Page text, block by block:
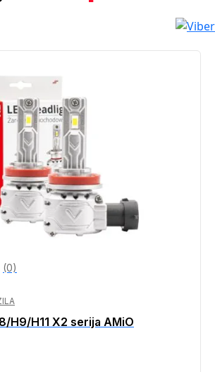
(0)
H9/H11 X2 serija AMiO